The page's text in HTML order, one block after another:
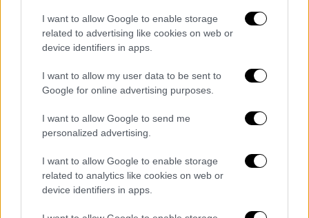
I want to allow Google to enable storage
related to advertising like cookies on web or
device identifiers in apps.
I want to allow my user data to be sent to
Google for online advertising purposes.
I want to allow Google to send me
personalized advertising.
I want to allow Google to enable storage
related to analytics like cookies on web or
device identifiers in apps.
Κανένας άλλος Πάπας στην Ιστορία δεν
ήταν Νοτιοαμερικανός, ούτε είχε το
όνομα Φραγκίσκος (το πήρε στη μνήμη του
Αγίου Φραγκίσκου της Ασίζης ) και ήταν
επίσης ο πρώτος Ιησουίτης που εκλέχθηκε
Μιλούσε άπταιστα ισπανικά, ιταλικά και
αγγλικά, τα γερμανικά, τα ουκρανικά, τα
γαλλικά και τα πορτογαλικά.